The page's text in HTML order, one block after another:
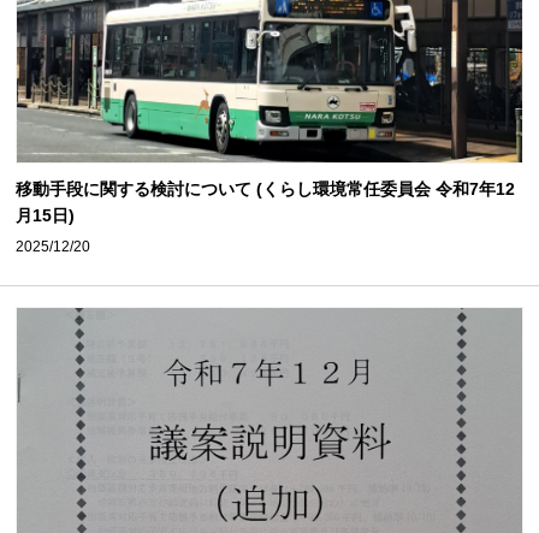
移動手段に関する検討について (くらし環境常任委員会 令和7年12
月15日)
2025/12/20